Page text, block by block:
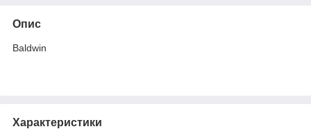
Опис
Baldwin
Характеристики